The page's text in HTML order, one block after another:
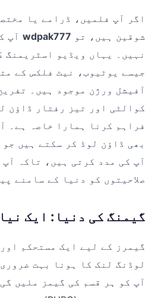
اگر آپ فلمیں، ڈرامے یا
شوقین ہیں، تو wdpak777 آپ
نہیں۔ یہاں ویڈیو اسٹریمنگ
جیسے یوٹیوب، نیٹ فلکس کے
آفیشل ورژن موجود ہیں۔
کوالٹی اور تیز رفتار ڈاؤن
فراہم کرنا ہمارا خاصہ ہے۔
بھی ڈاؤن لوڈ کر سکتے ہیں
آپ کی مدد کرتی ہیں، تاکہ
صلاحیتوں کو دنیا کے سامنے
گیمنگ کی دنیا: ایک
گیمرز کے لیے ایک مستحکم
لوڈنگ لنک کا ہونا بہت
آپ کو ہر قسم کی گیمز ملیں